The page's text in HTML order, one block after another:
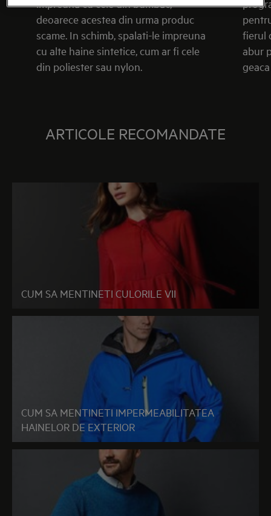
impreuna cu cele din bumbac,
deoarece acestea din urma produc
scame. In schimb, spalati-le impreuna
cu alte haine sintetice, cum ar fi cele
din poliester sau nylon.
fierul
abur
ARTICOLE RECOMANDATE
CUM SA MENTINETI CULORILE VII
CUM SA MENTINETI IMPERMEABILITATEA
HAINELOR DE EXTERIOR